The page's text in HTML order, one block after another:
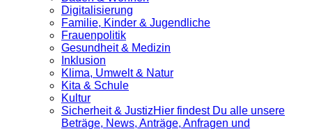
Digitalisierung
Familie, Kinder & Jugendliche
Frauenpolitik
Gesundheit & Medizin
Inklusion
Klima, Umwelt & Natur
Kita & Schule
Kultur
Sicherheit & JustizHier findest Du alle unsere
Beträge, News, Anträge, Anfragen und